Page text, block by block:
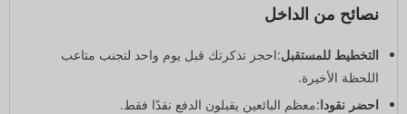
نصائح من الداخل
التخطيط للمستقبل:احجز تذكرتك قبل يوم واحد لتجنب متاعب
اللحظة الأخيرة.
احضر نقودا:معظم البائعين يقبلون الدفع نقدًا فقط.